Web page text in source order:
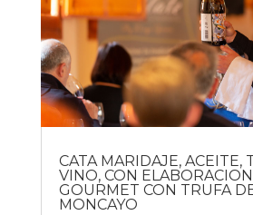
CATA MARIDAJE, ACEITE,
VINO, CON
GOURMET CON TRUFA
MONCAYO